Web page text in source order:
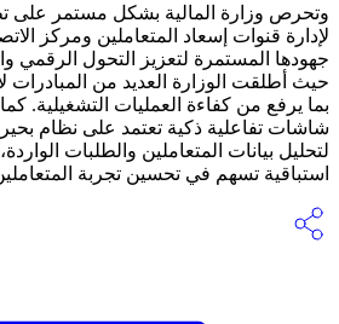
وتحرص وزارة المالية بشكل مستمر على
لإدارة قنوات إسعاد المتعاملين ومركز
جهودها المستمرة لتعزيز التحول الرقمي
حيث أطلقت الوزارة العديد من المبادرات
بما يرفع من كفاءة العمليات التشغيلية.
شاشات تفاعلية ذكية تعتمد على نظام
لتحليل بيانات المتعاملين والطلبات
استباقية تسهم في تحسين تجربة